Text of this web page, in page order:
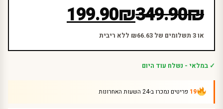
₪
349.90המחיר
המקורי
היה:
₪
199.90
המחיר
הנוכחי
הוא:או 3 תשלומים של ₪66.63 ללא ריבית
✓ במלאי - נשלח עוד היום
19 פריטים נמכרו ב-24 השעות האחרונות